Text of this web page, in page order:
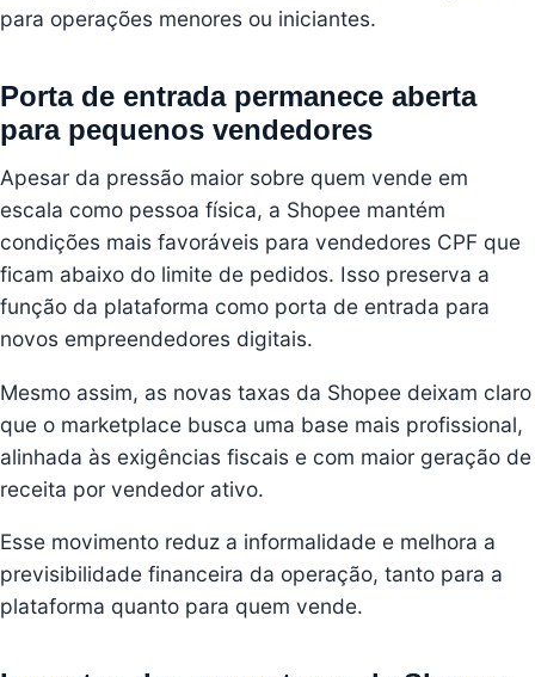
para operações menores ou iniciantes.
Porta de entrada permanece aberta
para pequenos vendedores
Apesar da pressão maior sobre quem vende em
escala como pessoa física, a Shopee mantém
condições mais favoráveis para vendedores CPF que
ficam abaixo do limite de pedidos. Isso preserva a
função da plataforma como porta de entrada para
novos empreendedores digitais.
Mesmo assim, as novas taxas da Shopee deixam claro
que o marketplace busca uma base mais profissional,
alinhada às exigências fiscais e com maior geração de
receita por vendedor ativo.
Esse movimento reduz a informalidade e melhora a
previsibilidade financeira da operação, tanto para a
plataforma quanto para quem vende.